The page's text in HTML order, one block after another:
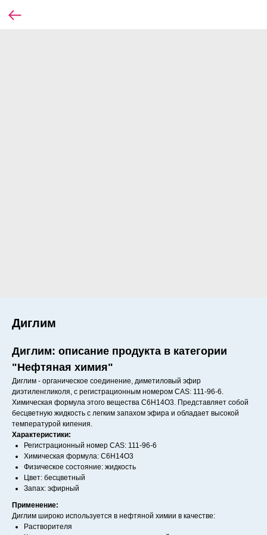
Диглим
Диглим: описание продукта в категории
"Нефтяная химия"
Диглим - органическое соединение, диметиловый эфир
диэтиленгликоля, с регистрационным номером CAS: 111-96-6.
Химическая формула этого вещества C6H14O3. Представляет собой
бесцветную жидкость с легким запахом эфира и обладает высокой
температурой кипения.
Характеристики:
Регистрационный номер CAS: 111-96-6
Химическая формула: C6H14O3
Физическое состояние: жидкость
Цвет: бесцветный
Запах: эфирный
Применение:
Диглим широко используется в нефтяной химии в качестве:
Растворителя